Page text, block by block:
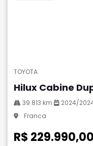
TOYOTA
Hilux Cabine
39.813 km 2024/
Franca
R$ 229.990,00